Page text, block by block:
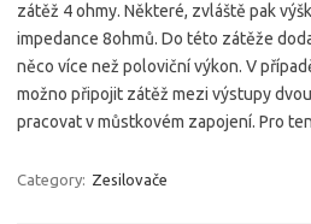
zátěž 4 ohmy. Některé, zvláště pak
impedance 8ohmů. Do této zátěže
něco více než poloviční výkon. V
možno připojit zátěž mezi výstupy
pracovat v můstkovém zapojení. Pro
Category: Zesilovače